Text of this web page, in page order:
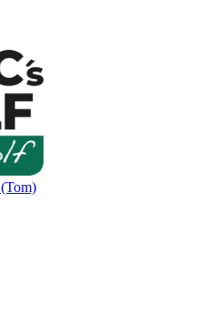
(Tom)